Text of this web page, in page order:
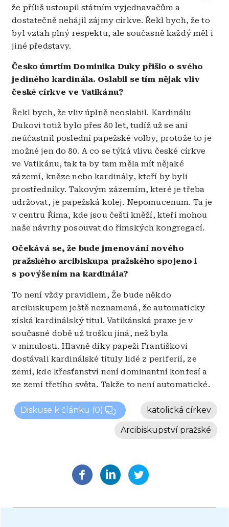
že příliš ustoupil státním vyjednavačům a
dostatečně nehájil zájmy církve. Řekl bych, že to
byl vztah plný respektu, ale současně každý měl i
jiné představy.
Česko úmrtím Dominika Duky přišlo o svého
jediného kardinála. Oslabil se tím nějak vliv
české církve ve Vatikánu?
Řekl bych, že vliv úplně neoslabil. Kardinálu
Dukovi totiž bylo přes 80 let, tudíž už se ani
neúčastnil poslední papežské volby, protože to je
možné jen do 80. A co se týká vlivu české církve
ve Vatikánu, tak ta by tam měla mít nějaké
zázemí, kněze nebo kardinály, kteří by byli
prostředníky. Takovým zázemím, které je třeba
udržovat, je papežská kolej. Nepomucenum. Ta je
v centru Říma, kde jsou čeští kněží, kteří mohou
naše návrhy posouvat do římských kongregací.
Očekává se, že bude jmenování nového
pražského arcibiskupa pražského spojeno i
s povýšením na kardinála?
To není vždy pravidlem, Že bude někdo
arcibiskupem ještě neznamená, že automaticky
získá kardinálský titul. Vatikánská praxe je v
současné době už trošku jiná, než byla
v minulosti. Hlavně díky papeži Františkovi
dostávali kardinálské tituly lidé z periferií, ze
zemí, kde křesťanství není dominantní konfesí a
ze zemí třetího světa. Takže to není automatické.
Diskuse k článku (0) katolická církev
Arcibiskupství pražské